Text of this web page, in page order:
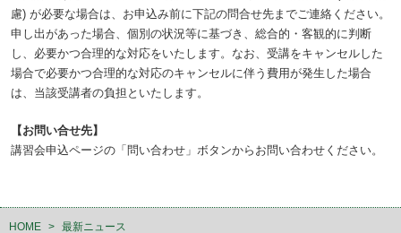
慮) が必要な場合は、お申込み前に下記の問合せ先までご連絡ください。
申し出があった場合、個別の状況等に基づき、総合的・客観的に判断
し、必要かつ合理的な対応をいたします。なお、受講をキャンセルした
場合で必要かつ合理的な対応のキャンセルに伴う費用が発生した場合
は、当該受講者の負担といたします。
【お問い合せ先】
講習会申込ページの「問い合わせ」ボタンからお問い合わせください。
HOME > 最新ニュース